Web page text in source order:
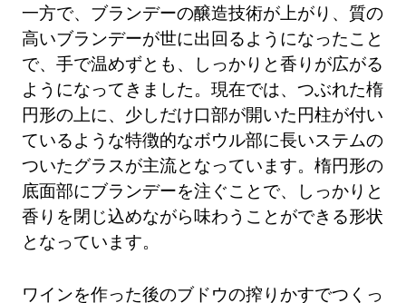
一方で、ブランデーの醸造技術が上がり、質の
高いブランデーが世に出回るようになったこと
で、手で温めずとも、しっかりと香りが広がる
ようになってきました。現在では、つぶれた楕
円形の上に、少しだけ口部が開いた円柱が付い
ているような特徴的なボウル部に長いステムの
ついたグラスが主流となっています。楕円形の
底面部にブランデーを注ぐことで、しっかりと
香りを閉じ込めながら味わうことができる形状
となっています。
ワインを作った後のブドウの搾りかすでつくっ